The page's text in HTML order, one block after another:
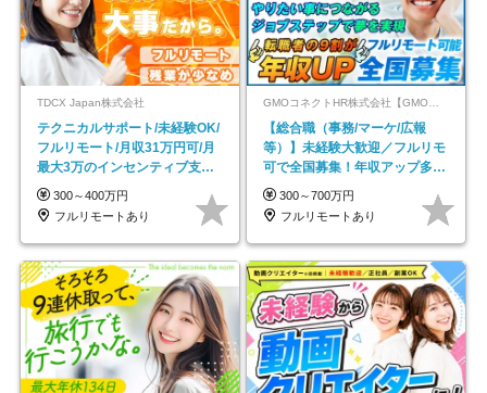
TDCX Japan株式会社
テクニカルサポート/未経験OK/
フルリモート/月収31万円可/月
最大3万のインセンティブ支給/
平均年齢33歳
300～400万円
フルリモートあり
GMOコネクトHR株式会社【GMOインターネットグループ】
【総合職（事務/マーケ/広報
等）】未経験大歓迎／フルリモ
可で全国募集！年収アップ多数
★年休最大130日★
300～700万円
フルリモートあり